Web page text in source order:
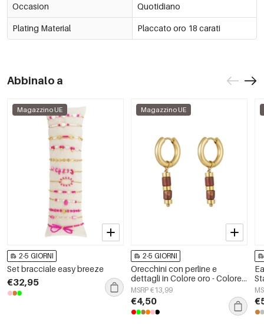
Occasion Quotidiano
Plating Material Placcato oro 18 carati
Abbinalo a
Magazzino UE
2-5 GIORNI
Set bracciale easy breeze
€32,95
Magazzino UE
2-5 GIORNI
Orecchini con perline e
dettagli in Colore oro - Colore
oro/rosso
MSRP €13,99
€4,50